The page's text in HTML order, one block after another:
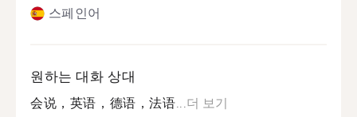
스페인어
원하는 대화 상대
会说，英语，德语，法语...더 보기